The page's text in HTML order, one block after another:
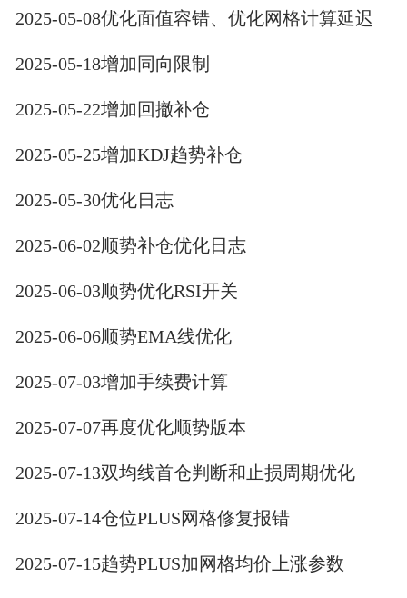
2025-05-08优化面值容错、优化网格计算延迟
2025-05-18增加同向限制
2025-05-22增加回撤补仓
2025-05-25增加KDJ趋势补仓
2025-05-30优化日志
2025-06-02顺势补仓优化日志
2025-06-03顺势优化RSI开关
2025-06-06顺势EMA线优化
2025-07-03增加手续费计算
2025-07-07再度优化顺势版本
2025-07-13双均线首仓判断和止损周期优化
2025-07-14仓位PLUS网格修复报错
2025-07-15趋势PLUS加网格均价上涨参数